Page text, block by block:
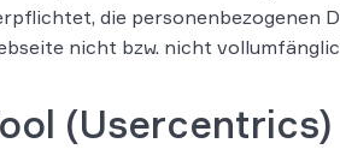
die
nicht bzw. nicht
(Usercentrics)